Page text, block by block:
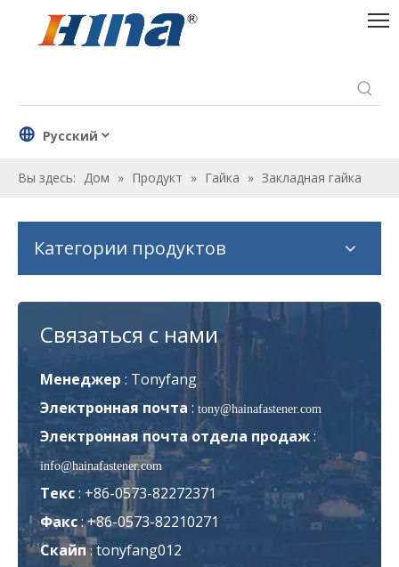
Pусский
Вы здесь: Дом » Продукт » Гайка » Закладная гайка
Категории продуктов
Связаться с нами
Менеджер : Tonyfang
Электронная почта : tony@hainafastener.com
Электронная почта отдела продаж:
info@hainafastener.com
Текс: +86-0573-82272371
Факс: +86-0573-82210271
Скайп : tonyfang012